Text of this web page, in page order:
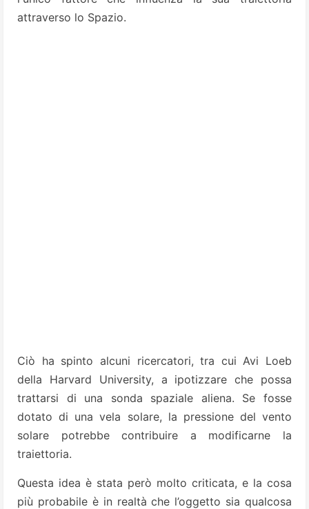
attraverso lo Spazio.
Ciò ha spinto alcuni ricercatori, tra cui Avi Loeb
della Harvard University, a ipotizzare che possa
trattarsi di una sonda spaziale aliena. Se fosse
dotato di una vela solare, la pressione del vento
solare potrebbe contribuire a modificarne la
traiettoria.
Questa idea è stata però molto criticata, e la cosa
più probabile è in realtà che l’oggetto sia qualcosa